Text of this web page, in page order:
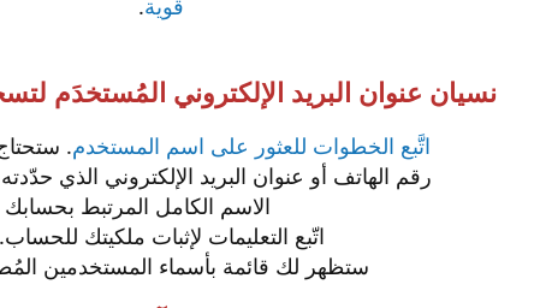
قوية.
نسيان عنوان البريد الإلكتروني المُستخدَم
اتَّبع الخطوات للعثور على اسم المستخدم.
رقم الهاتف أو عنوان البريد الإلكتروني الذي
الاسم الكامل المرتبط بحسابك
اتّبع التعليمات لإثبات ملكيتك
ستظهر لك قائمة بأسماء المستخدمين